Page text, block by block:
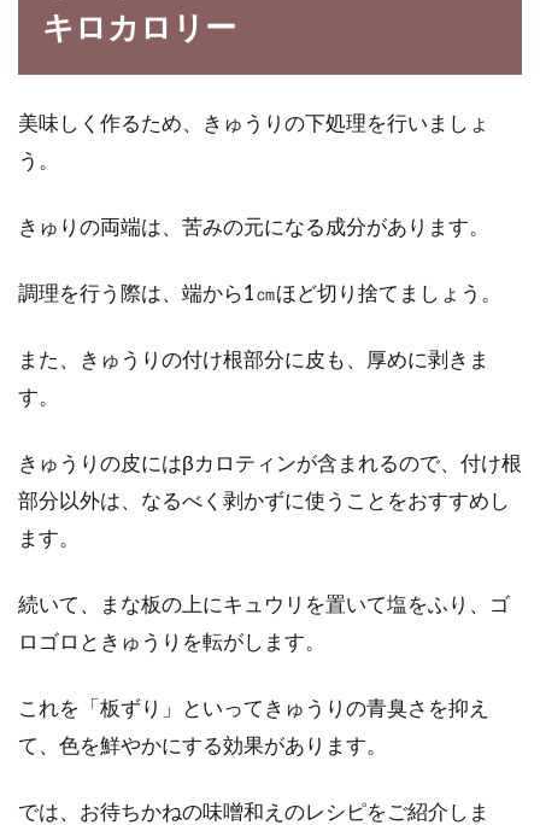
キロカロリー
美味しく作るため、きゅうりの下処理を行いましょ
う。
きゅりの両端は、苦みの元になる成分があります。
調理を行う際は、端から1㎝ほど切り捨てましょう。
また、きゅうりの付け根部分に皮も、厚めに剥きま
す。
きゅうりの皮にはβカロティンが含まれるので、付け根
部分以外は、なるべく剥かずに使うことをおすすめし
ます。
続いて、まな板の上にキュウリを置いて塩をふり、ゴ
ロゴロときゅうりを転がします。
これを「板ずり」といってきゅうりの青臭さを抑え
て、色を鮮やかにする効果があります。
では、お待ちかねの味噌和えのレシピをご紹介しま